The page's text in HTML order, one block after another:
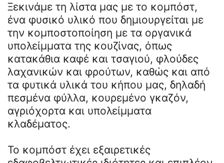
Ξεκινάμε τη λίστα μας με το κομπόστ,
ένα φυσικό υλικό που δημιουργείται με
την κομποστοποίηση με τα οργανικά
υπολείμματα της κουζίνας, όπως
κατακάθια καφέ και τσαγιού, φλούδες
λαχανικών και φρούτων, καθώς και από
τα φυτικά υλικά του κήπου μας, δηλαδή
πεσμένα φύλλα, κουρεμένο γκαζόν,
αγριόχορτα και υπολείμματα
κλαδέματος.
Το κομπόστ έχει εξαιρετικές